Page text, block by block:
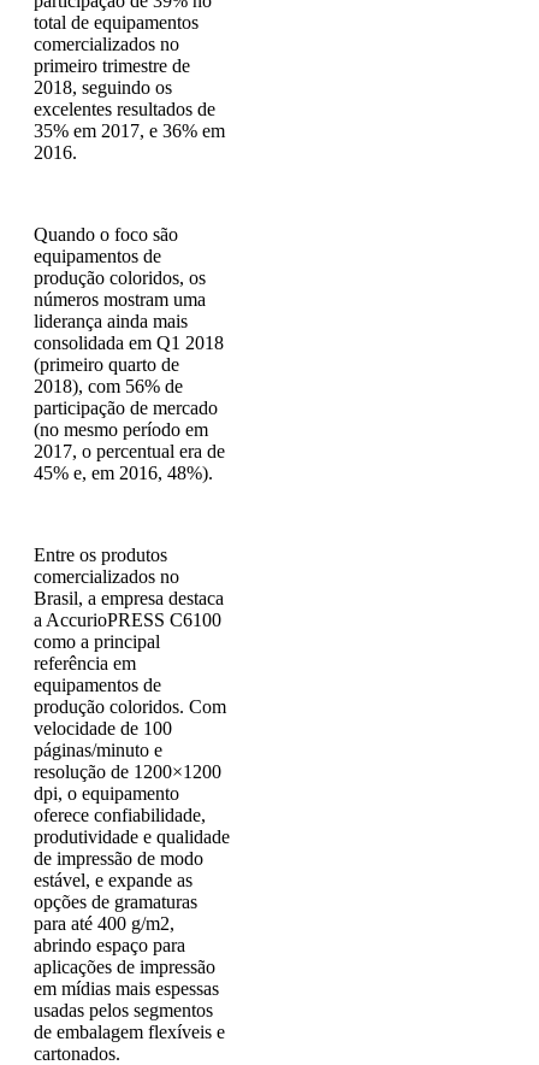
total de equipamentos
comercializados no
primeiro trimestre de
2018, seguindo os
excelentes resultados de
35% em 2017, e 36% em
2016.
Quando o foco são
equipamentos de
produção coloridos, os
números mostram uma
liderança ainda mais
consolidada em Q1 2018
(primeiro quarto de
2018), com 56% de
participação de mercado
(no mesmo período em
2017, o percentual era de
45% e, em 2016, 48%).
Entre os produtos
comercializados no
Brasil, a empresa destaca
a AccurioPRESS C6100
como a principal
referência em
equipamentos de
produção coloridos. Com
velocidade de 100
páginas/minuto e
resolução de 1200×1200
dpi, o equipamento
oferece confiabilidade,
produtividade e qualidade
de impressão de modo
estável, e expande as
opções de gramaturas
para até 400 g/m2,
abrindo espaço para
aplicações de impressão
em mídias mais espessas
usadas pelos segmentos
de embalagem flexíveis e
cartonados.